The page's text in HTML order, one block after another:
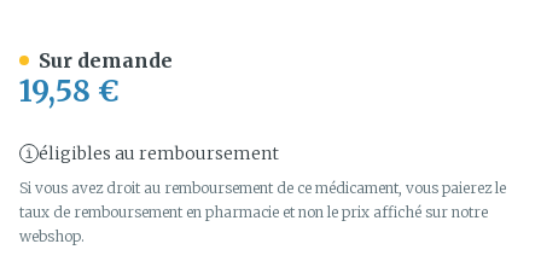
19,58 €
éligibles au remboursement
Si vous avez droit au remboursement de ce médicament, vous paierez le
taux de remboursement en pharmacie et non le prix affiché sur notre
webshop.
Sur demande